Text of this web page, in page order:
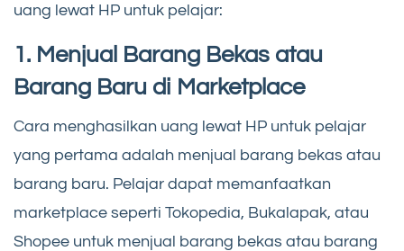
uang lewat HP untuk pelajar:
1. Menjual Barang Bekas atau
Barang Baru di Marketplace
Cara menghasilkan uang lewat HP untuk pelajar
yang pertama adalah menjual barang bekas atau
barang baru. Pelajar dapat memanfaatkan
marketplace seperti Tokopedia, Bukalapak, atau
Shopee untuk menjual barang bekas atau barang